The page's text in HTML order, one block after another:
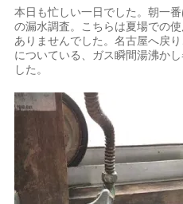
本日も忙しい一日でした。朝一
の漏水調査。こちらは夏場での
ありませんでした。名古屋へ戻
についている、ガス瞬間湯沸か
した。